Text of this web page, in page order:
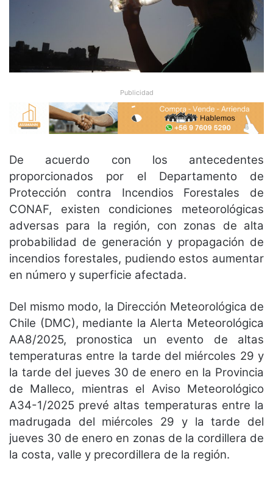
Publicidad
De acuerdo con los antecedentes
proporcionados por el Departamento de
Protección contra Incendios Forestales de
CONAF, existen condiciones meteorológicas
adversas para la región, con zonas de alta
probabilidad de generación y propagación de
incendios forestales, pudiendo estos aumentar
en número y superficie afectada.
Del mismo modo, la Dirección Meteorológica de
Chile (DMC), mediante la Alerta Meteorológica
AA8/2025, pronostica un evento de altas
temperaturas entre la tarde del miércoles 29 y
la tarde del jueves 30 de enero en la Provincia
de Malleco, mientras el Aviso Meteorológico
A34-1/2025 prevé altas temperaturas entre la
madrugada del miércoles 29 y la tarde del
jueves 30 de enero en zonas de la cordillera de
la costa, valle y precordillera de la región.